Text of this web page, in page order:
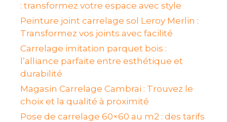
: transformez votre espace avec style
Peinture joint carrelage sol Leroy Merlin :
Transformez vos joints avec facilité
Carrelage imitation parquet bois :
l’alliance parfaite entre esthétique et
durabilité
Magasin Carrelage Cambrai : Trouvez le
choix et la qualité à proximité
Pose de carrelage 60×60 au m2 : des tarifs